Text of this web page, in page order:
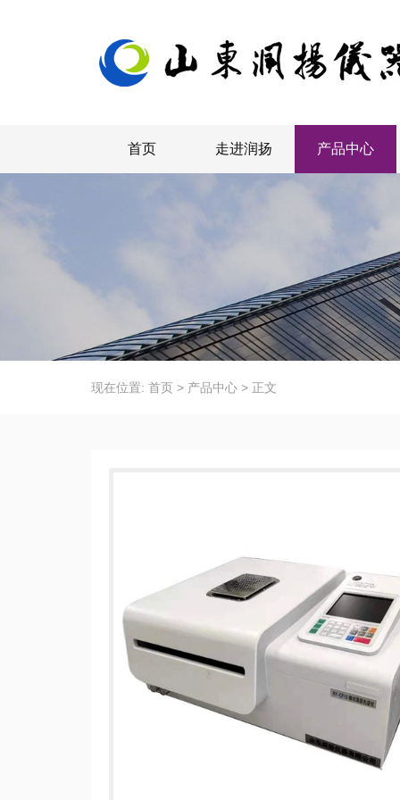
首页 走进润扬 产品中心
现在位置: 首页 > 产品中心 > 正文